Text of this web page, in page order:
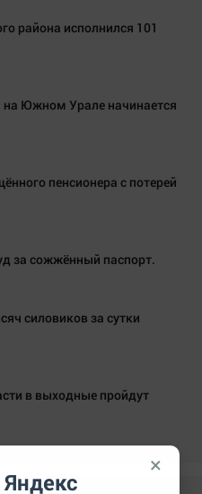
района исполнился 101
на Южном Урале начинается
пенсионера с потерей
за сожжённый паспорт.
силовиков за сутки
в выходные пройдут
×